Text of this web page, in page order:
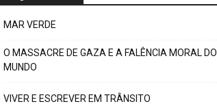
MAR VERDE
O MASSACRE DE GAZA E A FALÊNCIA MORAL DO
MUNDO
VIVER E ESCREVER EM TRÂNSITO